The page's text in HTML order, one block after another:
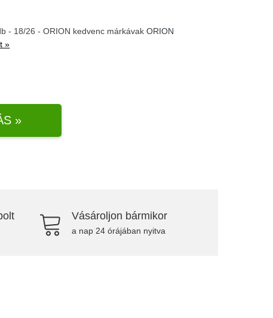
- 18/26 - ORION kedvenc márkávakORION
»
»
Vásároljon bármikor
a nap 24 órájában nyitva